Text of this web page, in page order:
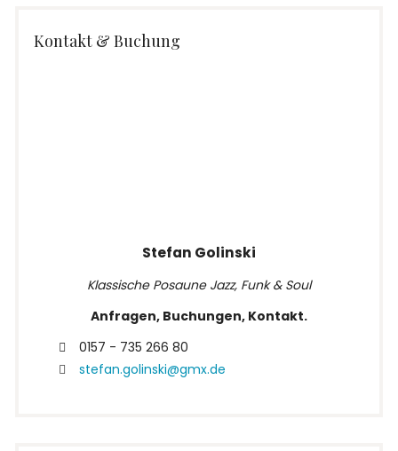
Kontakt & Buchung
Stefan Golinski
Klassische Posaune Jazz, Funk & Soul
Anfragen, Buchungen, Kontakt.
0157 - 735 266 80
stefan.golinski@gmx.de